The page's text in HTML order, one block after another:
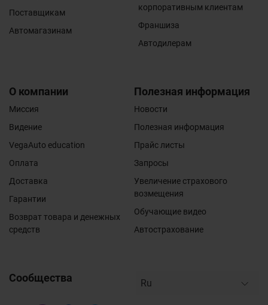
Поставщикам
Автомагазинам
корпоративным клиентам
Франшиза
Автодилерам
О компании
Миссия
Видение
VegaAuto education
Оплата
Доставка
Гарантии
Возврат товара и денежных
средств
Полезная информация
Новости
Полезная информация
Прайс листы
Запросы
Увеличение страхового
возмещения
Обучающие видео
Автострахование
Сообщества